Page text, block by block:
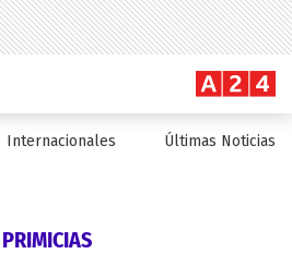
Internacionales Últimas Noticias
PRIMICIAS